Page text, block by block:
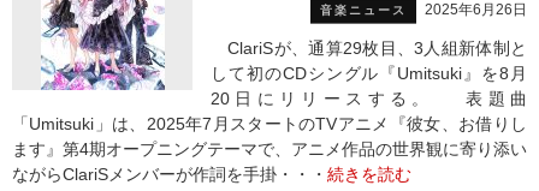
音楽ニュース 2025年6月26日
ClariSが、通算29枚目、3人組新体制と
して初のCDシングル『Umitsuki』を8月
20日にリリースする。 表題曲
「Umitsuki」は、2025年7月スタートのTVアニメ『彼女、お借りし
ます』第4期オープニングテーマで、アニメ作品の世界観に寄り添い
ながらClariSメンバーが作詞を手掛・・・ 続きを読む